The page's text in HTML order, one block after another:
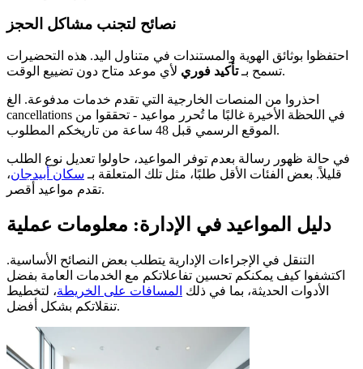
نصائح لتجنب مشاكل الحجز
احتفظوا بوثائق الهوية والمستندات في متناول اليد. هذه التحضيرات
تسمح بـتأكيد فوري لأي موعد متاح دون تضييع الوقت.
احذروا من المنصات الخارجية التي تقدم خدمات مدفوعة. الغ
cancellations في اللحظة الأخيرة غالبًا ما تُحرر مواعيد - تحققوا من
الموقع الرسمي قبل 48 ساعة من تاريخكم المطلوب.
في حالة ظهور رسالة بعدم توفر المواعيد، حاولوا تعديل نوع الطلب
قليلاً. بعض الفئات الأقل طلبًا، مثل تلك المتعلقة بـ سكان أبيدجان،
تقدم مواعيد أقصر.
دليل المواعيد في الإدارة: معلومات عملية
التنقل في الإجراءات الإدارية يتطلب بعض النصائح الأساسية.
اكتشفوا كيف يمكنكم تحسين تفاعلاتكم مع الخدمات العامة بفضل
الأدوات الحديثة، بما في ذلك المسافات على الخريطة، لتخطيط
تنقلاتكم بشكل أفضل.